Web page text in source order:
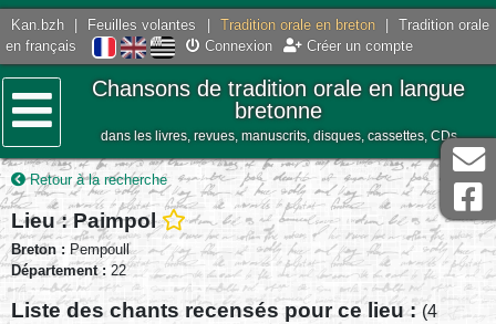
Kan.bzh Feuilles volantes Tradition orale en breton
Tradition orale
en français
Connexion Créer un compte
Menu
Chansons de tradition orale en langue
bretonne
dans les livres, revues, manuscrits, disques, cassettes, CDs
Retour à la recherche
Lieu : Paimpol
Breton : Pempoull
Département : 22
Liste des chants recensés pour ce lieu : (4